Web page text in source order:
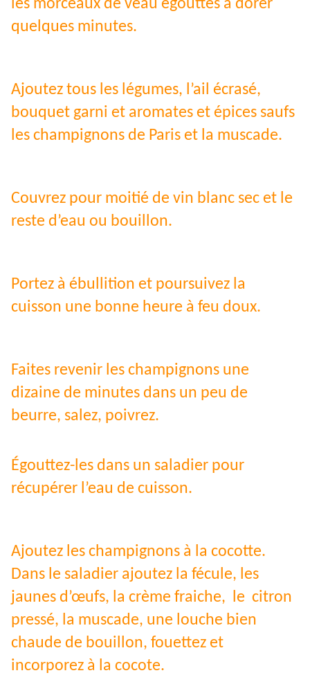
les morceaux de veau égouttés à dorer
quelques minutes.
Ajoutez tous les légumes, l’ail écrasé,
bouquet garni et aromates et épices saufs
les champignons de Paris et la muscade.
Couvrez pour moitié de vin blanc sec et le
reste d’eau ou bouillon.
Portez à ébullition et poursuivez la
cuisson une bonne heure à feu doux.
Faites revenir les champignons une
dizaine de minutes dans un peu de
beurre, salez, poivrez.
Égouttez-les dans un saladier pour
récupérer l’eau de cuisson.
Ajoutez les champignons à la cocotte.
Dans le saladier ajoutez la fécule, les
jaunes d’œufs, la crème fraiche, le citron
pressé, la muscade, une louche bien
chaude de bouillon, fouettez et
incorporez à la cocote.